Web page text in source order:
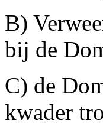
B)
bij de
C) de
kwader